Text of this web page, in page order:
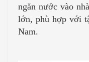
ngăn nước vào
lớn, phù hợp với
Nam.